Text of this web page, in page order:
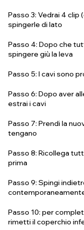
Passo 3: Vedrai 4 clip
spingerle di lato
Passo 4: Dopo che
spingere giù la leva
Passo 5: I cavi sono
Passo 6: Dopo aver
estrai i cavi
Passo 7: Prendi la
tengano
Passo 8: Ricollega
prima
Passo 9: Spingi
Passo 10: per
rimetti il coperchio